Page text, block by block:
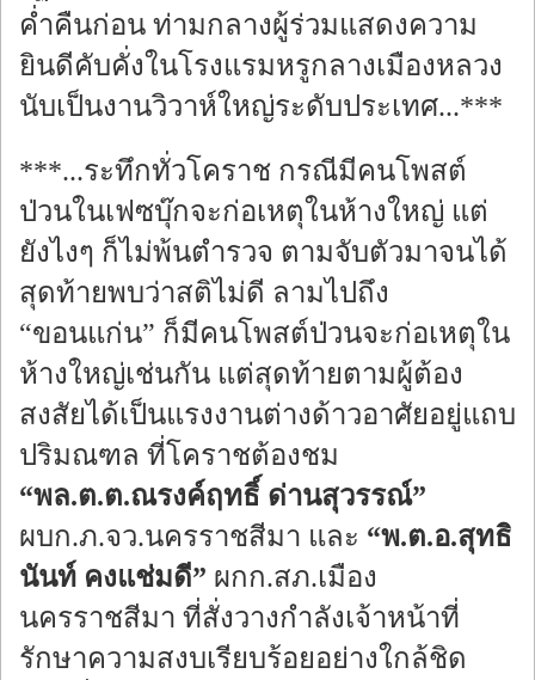
ค่ำคืนก่อน ท่ามกลางผู้ร่วมแสดงความ
ยินดีคับคั่งในโรงแรมหรูกลางเมืองหลวง
นับเป็นงานวิวาห์ใหญ่ระดับประเทศ...***
***...ระทึกทั่วโคราช กรณีมีคนโพสต์
ป่วนในเฟซบุ๊กจะก่อเหตุในห้างใหญ่ แต่
ยังไงๆ ก็ไม่พ้นตำรวจ ตามจับตัวมาจนได้
สุดท้ายพบว่าสติไม่ดี ลามไปถึง
“ขอนแก่น” ก็มีคนโพสต์ป่วนจะก่อเหตุใน
ห้างใหญ่เช่นกัน แต่สุดท้ายตามผู้ต้อง
สงสัยได้เป็นแรงงานต่างด้าวอาศัยอยู่แถบ
ปริมณฑล ที่โคราชต้องชม
“พล.ต.ต.ณรงค์ฤทธิ์ ด่านสุวรรณ์”
ผบก.ภ.จว.นครราชสีมา และ “พ.ต.อ.สุทธิ
นันท์ คงแช่มดี” ผกก.สภ.เมือง
นครราชสีมา ที่สั่งวางกำลังเจ้าหน้าที่
รักษาความสงบเรียบร้อยอย่างใกล้ชิด